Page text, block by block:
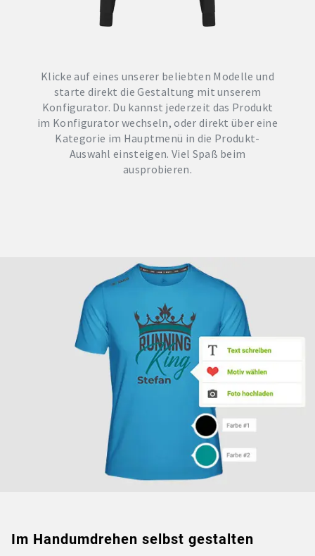
Klicke auf eines unserer beliebten Modelle und
starte direkt die Gestaltung mit unserem
Konfigurator. Du kannst jederzeit das Produkt
im Konfigurator wechseln, oder direkt über eine
Kategorie im Hauptmenü in die Produkt-
Auswahl einsteigen. Viel Spaß beim
ausprobieren.
Im Handumdrehen selbst gestalten